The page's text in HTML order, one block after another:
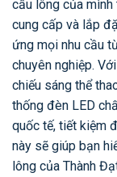
cầu lông của mình
cung cấp và lắp
ứng mọi nhu cầu
chuyên nghiệp.
chiếu sáng thể
thống đèn LED
quốc tế, tiết kiệm
này sẽ giúp bạn
lông của Thành